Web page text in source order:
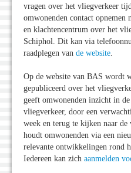
vragen over het vliegverkeer
omwonenden contact
en klachtencentrum over het
Schiphol. Dit kan via
raadplegen van de website.
Op de website van BAS wordt
gepubliceerd over het
geeft omwonenden inzicht in
vliegverkeer, door een
week en terug te kijken naar de
houdt omwonenden via een
relevante ontwikkelingen rond
Iedereen kan zich aanmelden